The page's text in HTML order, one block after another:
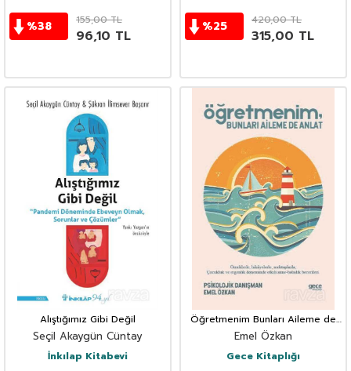
%38 155,00TL
96,10 TL
%25 420,00TL
315,00 TL
Alıştığımız Gibi Değil
Seçil Akaygün Cüntay
İnkılap Kitabevi
Öğretmenim Bunları Aileme de
Anlat
Emel Özkan
Gece Kitaplığı